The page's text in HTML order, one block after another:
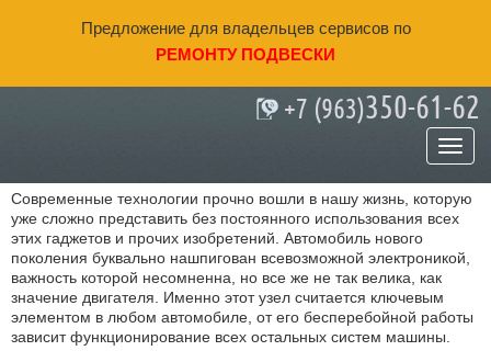
Предложение для владельцев сервисов по
РЕМОНТУ ПОДВЕСКИ
+7 (963)350-61-62
Современные технологии прочно вошли в нашу жизнь, которую
уже сложно представить без постоянного использования всех
этих гаджетов и прочих изобретений. Автомобиль нового
поколения буквально нашпигован всевозможной электроникой,
важность которой несомненна, но все же не так велика, как
значение двигателя. Именно этот узел считается ключевым
элементом в любом автомобиле, от его бесперебойной работы
зависит функционирование всех остальных систем машины.